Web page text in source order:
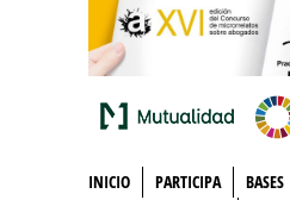
INICIO PARTICIPA BASES